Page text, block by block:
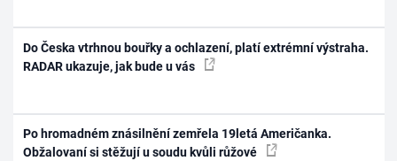
Do Česka vtrhnou bouřky a ochlazení, platí extrémní výstraha.
RADAR ukazuje, jak bude u vás
Po hromadném znásilnění zemřela 19letá Američanka.
Obžalovaní si stěžují u soudu kvůli růžové